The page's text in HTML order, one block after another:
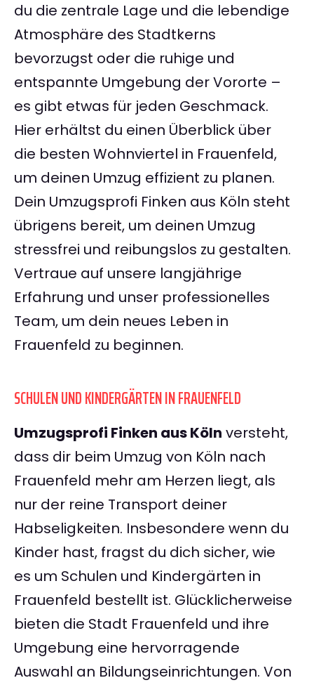
du die zentrale Lage und die lebendige
Atmosphäre des Stadtkerns
bevorzugst oder die ruhige und
entspannte Umgebung der Vororte –
es gibt etwas für jeden Geschmack.
Hier erhältst du einen Überblick über
die besten Wohnviertel in Frauenfeld,
um deinen Umzug effizient zu planen.
Dein Umzugsprofi Finken aus Köln steht
übrigens bereit, um deinen Umzug
stressfrei und reibungslos zu gestalten.
Vertraue auf unsere langjährige
Erfahrung und unser professionelles
Team, um dein neues Leben in
Frauenfeld zu beginnen.
SCHULEN UND KINDERGÄRTEN IN FRAUENFELD
Umzugsprofi Finken aus Köln versteht,
dass dir beim Umzug von Köln nach
Frauenfeld mehr am Herzen liegt, als
nur der reine Transport deiner
Habseligkeiten. Insbesondere wenn du
Kinder hast, fragst du dich sicher, wie
es um Schulen und Kindergärten in
Frauenfeld bestellt ist. Glücklicherweise
bieten die Stadt Frauenfeld und ihre
Umgebung eine hervorragende
Auswahl an Bildungseinrichtungen. Von